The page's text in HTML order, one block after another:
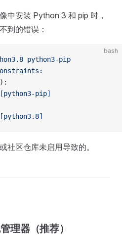
中安装 Python 3 和 pip 时，
到的错误：
bash
python3-pip
pip]
社区仓库未启用导致的。
理器（推荐）